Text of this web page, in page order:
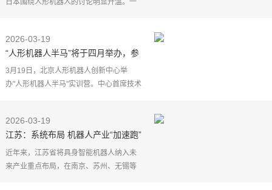
日本围绕人形机器人的讨论明显升温。一
与中国企业合作。
2026-03-19
“人形机器人半马”将于四月举办，参
赛团队目标直指人类半马冠军纪录
3月19日，北京人形机器人创新中心举
办"人形机器人半马"实训营。中心首席技术
两条边界线奔跑，今
2026-03-19
江苏：系统布局 机器人产业“加速跑”
近年来，江苏省将具身智能机器人纳入未
来产业重点布局，在南京、苏州、无锡等